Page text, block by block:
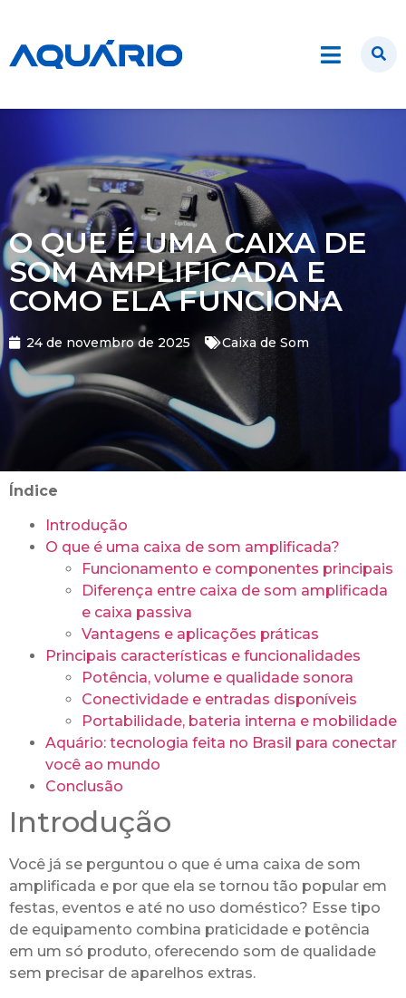
O QUE É UMA CAIXA DE
SOM AMPLIFICADA E
COMO ELA FUNCIONA
24 de novembro de 2025 Caixa de Som
Índice
Introdução
O que é uma caixa de som amplificada?
Funcionamento e componentes principais
Diferença entre caixa de som amplificada
e caixa passiva
Vantagens e aplicações práticas
Principais características e funcionalidades
Potência, volume e qualidade sonora
Conectividade e entradas disponíveis
Portabilidade, bateria interna e mobilidade
Aquário: tecnologia feita no Brasil para conectar
você ao mundo
Conclusão
Introdução
Você já se perguntou o que é uma caixa de som
amplificada e por que ela se tornou tão popular em
festas, eventos e até no uso doméstico? Esse tipo
de equipamento combina praticidade e potência
em um só produto, oferecendo som de qualidade
sem precisar de aparelhos extras.